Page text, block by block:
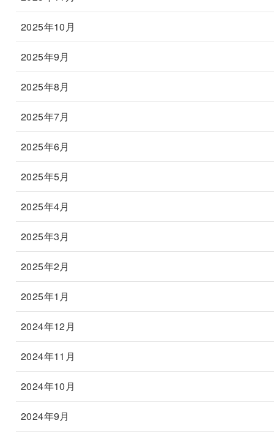
2025年10月
2025年9月
2025年8月
2025年7月
2025年6月
2025年5月
2025年4月
2025年3月
2025年2月
2025年1月
2024年12月
2024年11月
2024年10月
2024年9月